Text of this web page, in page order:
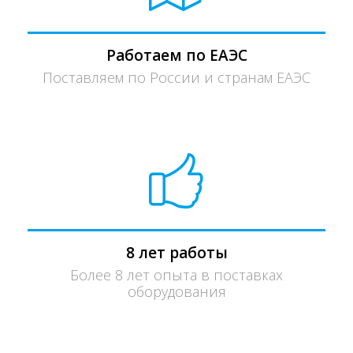
Работаем по ЕАЭС
Поставляем по России и странам ЕАЭС
8 лет работы
Более 8 лет опыта в поставках
оборудования